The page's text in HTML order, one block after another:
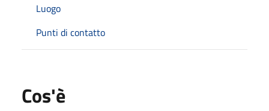
Luogo
Punti di contatto
Cos'è